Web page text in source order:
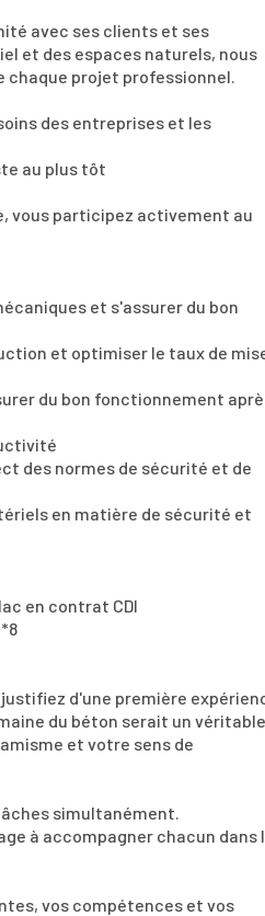
avec ses clients et ses
et des espaces naturels, nous
projet professionnel.
des entreprises et les
au plus tôt
vous participez activement au
et s'assurer du bon
et optimiser le taux de
du bon fonctionnement
des normes de sécurité et de
en matière de sécurité et
en contrat CDI
d'une première
du béton serait un véritable
et votre sens de
simultanément.
à accompagner chacun dans
vos compétences et vos